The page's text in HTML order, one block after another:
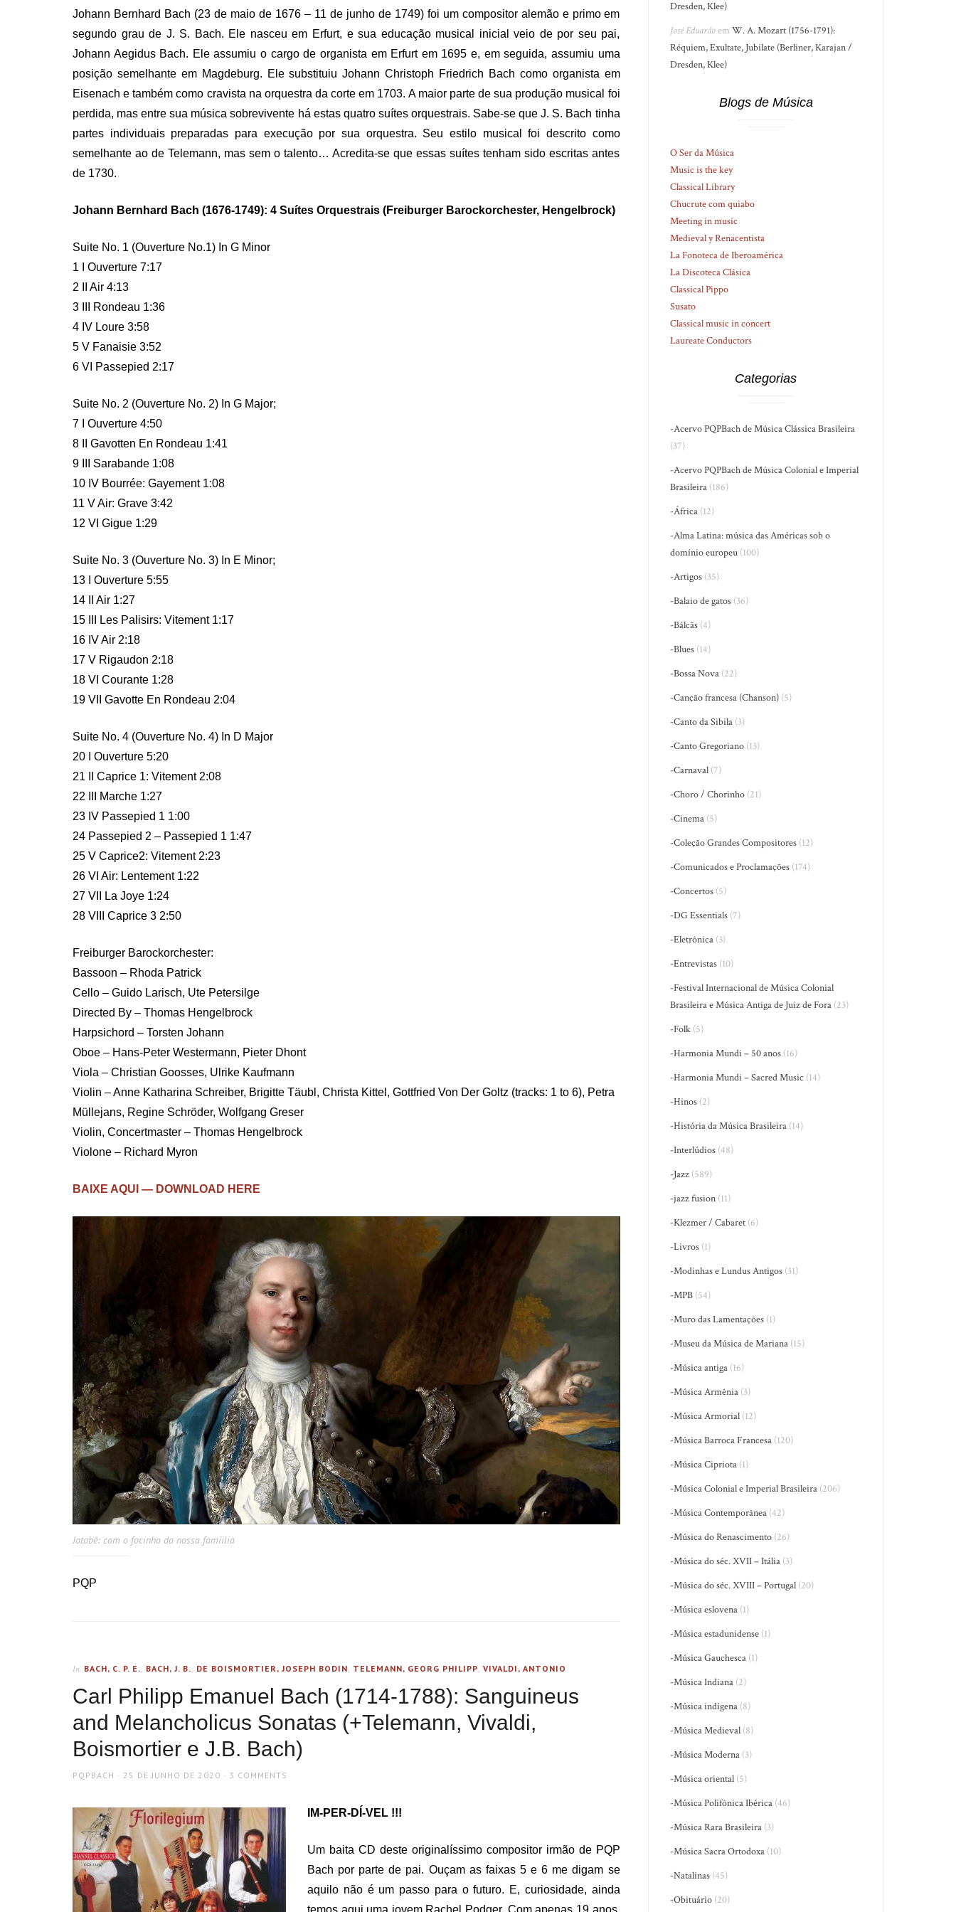
Johann Bernhard Bach (23 de maio de 1676 – 11 de junho de 1749) foi um compositor alemão e primo em
segundo grau de J. S. Bach. Ele nasceu em Erfurt, e sua educação musical inicial veio de por seu pai,
Johann Aegidus Bach. Ele assumiu o cargo de organista em Erfurt em 1695 e, em seguida, assumiu uma
posição semelhante em Magdeburg. Ele substituiu Johann Christoph Friedrich Bach como organista em
Eisenach e também como cravista na orquestra da corte em 1703. A maior parte de sua produção musical foi
perdida, mas entre sua música sobrevivente há estas quatro suítes orquestrais. Sabe-se que J. S. Bach tinha
partes individuais preparadas para execução por sua orquestra. Seu estilo musical foi descrito como
semelhante ao de Telemann, mas sem o talento… Acredita-se que essas suítes tenham sido escritas antes
de 1730.
Johann Bernhard Bach (1676-1749): 4 Suítes Orquestrais (Freiburger Barockorchester, Hengelbrock)
Suite No. 1 (Ouverture No.1) In G Minor
1 I Ouverture 7:17
2 II Air 4:13
3 III Rondeau 1:36
4 IV Loure 3:58
5 V Fanaisie 3:52
6 VI Passepied 2:17
Suite No. 2 (Ouverture No. 2) In G Major;
7 I Ouverture 4:50
8 II Gavotten En Rondeau 1:41
9 III Sarabande 1:08
10 IV Bourrée: Gayement 1:08
11 V Air: Grave 3:42
12 VI Gigue 1:29
Suite No. 3 (Ouverture No. 3) In E Minor;
13 I Ouverture 5:55
14 II Air 1:27
15 III Les Palisirs: Vitement 1:17
16 IV Air 2:18
17 V Rigaudon 2:18
18 VI Courante 1:28
19 VII Gavotte En Rondeau 2:04
Suite No. 4 (Ouverture No. 4) In D Major
20 I Ouverture 5:20
21 II Caprice 1: Vitement 2:08
22 III Marche 1:27
23 IV Passepied 1 1:00
24 Passepied 2 – Passepied 1 1:47
25 V Caprice2: Vitement 2:23
26 VI Air: Lentement 1:22
27 VII La Joye 1:24
28 VIII Caprice 3 2:50
Freiburger Barockorchester:
Bassoon – Rhoda Patrick
Cello – Guido Larisch, Ute Petersilge
Directed By – Thomas Hengelbrock
Harpsichord – Torsten Johann
Oboe – Hans-Peter Westermann, Pieter Dhont
Viola – Christian Goosses, Ulrike Kaufmann
Violin – Anne Katharina Schreiber, Brigitte Täubl, Christa Kittel, Gottfried Von Der Goltz (tracks: 1 to 6), Petra
Müllejans, Regine Schröder, Wolfgang Greser
Violin, Concertmaster – Thomas Hengelbrock
Violone – Richard Myron
BAIXE AQUI — DOWNLOAD HERE
Jotabê: com o focinho da nossa famíilia
PQP
In BACH, C. P. E., BACH, J. B., DE BOISMORTIER, JOSEPH BODIN, TELEMANN, GEORG PHILIPP, VIVALDI, ANTONIO
Carl Philipp Emanuel Bach (1714-1788): Sanguineus
and Melancholicus Sonatas (+Telemann, Vivaldi,
Boismortier e J.B. Bach)
AUTHOR
PQPBACH
POSTED
25 DE JUNHO DE 2020 3 COMMENTS
IM-PER-DÍ-VEL !!!
Um baita CD deste originalíssimo compositor irmão de PQP
Bach por parte de pai. Ouçam as faixas 5 e 6 me digam se
aquilo não é um passo para o futuro. E, curiosidade, ainda
Dresden, Klee)
José EduardoemW. A. Mozart (1756-1791):
Réquiem, Exultate, Jubilate (Berliner, Karajan /
Dresden, Klee)
Blogs de Música
O Ser da Música
Music is the key
Classical Library
Chucrute com quiabo
Meeting in music
Medieval y Renacentista
La Fonoteca de Iberoamérica
La Discoteca Clásica
Classical Pippo
Susato
Classical music in concert
Laureate Conductors
Categorias
-Acervo PQPBach de Música Clássica Brasileira
(37)
-Acervo PQPBach de Música Colonial e Imperial
Brasileira (186)
-África (12)
-Alma Latina: música das Américas sob o
domínio europeu (100)
-Artigos (35)
-Balaio de gatos (36)
-Bálcãs (4)
-Blues (14)
-Bossa Nova (22)
-Canção francesa (Chanson) (5)
-Canto da Sibila (3)
-Canto Gregoriano (13)
-Carnaval (7)
-Choro / Chorinho (21)
-Cinema (5)
-Coleção Grandes Compositores (12)
-Comunicados e Proclamações (174)
-Concertos (5)
-DG Essentials (7)
-Eletrônica (3)
-Entrevistas (10)
-Festival Internacional de Música Colonial
Brasileira e Música Antiga de Juiz de Fora (23)
-Folk (5)
-Harmonia Mundi – 50 anos (16)
-Harmonia Mundi – Sacred Music (14)
-Hinos (2)
-História da Música Brasileira (14)
-Interlúdios (48)
-Jazz (589)
-jazz fusion (11)
-Klezmer / Cabaret (6)
-Livros (1)
-Modinhas e Lundus Antigos (31)
-MPB (54)
-Muro das Lamentações (1)
-Museu da Música de Mariana (15)
-Música antiga (16)
-Música Armênia (3)
-Música Armorial (12)
-Música Barroca Francesa (120)
-Música Cipriota (1)
-Música Colonial e Imperial Brasileira (206)
-Música Contemporânea (42)
-Música do Renascimento (26)
-Música do séc. XVII – Itália (3)
-Música do séc. XVIII – Portugal (20)
-Música eslovena (1)
-Música estadunidense (1)
-Música Gauchesca (1)
-Música Indiana (2)
-Música indígena (8)
-Música Medieval (8)
-Música Moderna (3)
-Música oriental (5)
-Música Polifônica Ibérica (46)
-Música Rara Brasileira (3)
-Música Sacra Ortodoxa (10)
-Natalinas (45)
-Obituário (20)